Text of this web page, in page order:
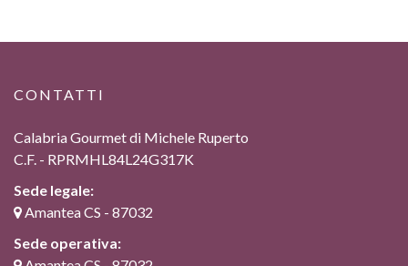
CONTATTI
Calabria Gourmet di Michele Ruperto
C.F. - RPRMHL84L24G317K
Sede legale:
Amantea CS - 87032
Sede operativa: